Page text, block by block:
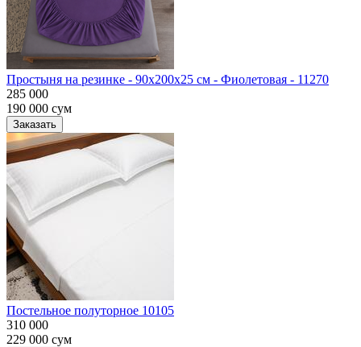
Простыня на резинке - 90x200x25 cм - Фиолетовая - 11270
285 000
190 000 сум
Заказать
Постельное полуторное 10105
310 000
229 000 сум